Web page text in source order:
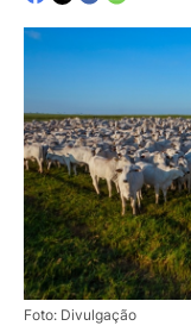
Foto: Divulgação